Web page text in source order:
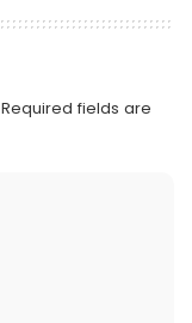
Required fields are